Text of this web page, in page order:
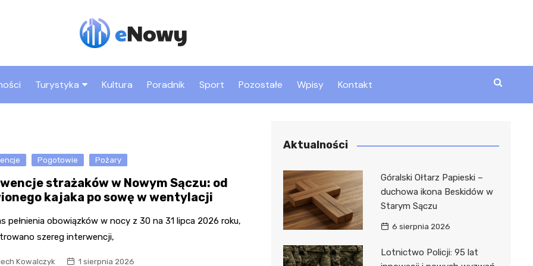
Turystyka
Kowalska
Sądecki Park
Etnograficzny
Atrakcje dla dzieci w
Nowym Sączu
Sala zabaw Fun Park
Kryta pływalnia MOSiR
Zabytki Nowego Sącza
Dom Gotycki
„Biały Klasztor” – klasztor
Kultura Poradnik Sport Pozostałe Wpisy Kontakt
Pogotowie Pożary
strażaków w Nowym Sączu: od
kajaka po sowę w wentylacji
pełnienia obowiązków w nocy z 30 na 31 lipca 2026 roku,
szereg interwencji,
Kowalczyk 1 sierpnia 2026
Aktualności
Góralski Ołtarz Papieski –
duchowa ikona Beskidów w
Starym Sączu
6 sierpnia 2026
Lotnictwo Policji: 95 lat